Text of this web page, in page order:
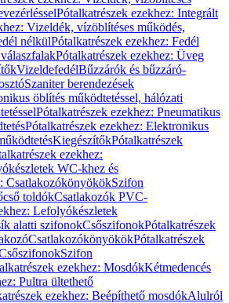
Pótalkatrészek ezekhez: Integrált
Vizeldék, vízöblítéses működés,
nélkülPótalkatrészek ezekhez: Fedél
Pótalkatrészek ezekhez: Üveg
VizeldefedélBűzzárók és bűzzáró-
Szaniter berendezések
öblítés működtetéssel, hálózati
Pótalkatrészek ezekhez: Pneumatikus
Pótalkatrészek ezekhez: Elektronikus
KiegészítőkPótalkatrészek
ezekhez:
WC-khez és
CsatlakozókönyökökSzifon
toldókCsatlakozók PVC-
Lefolyókészletek
alatti szifonokCsőszifonokPótalkatrészek
CsatlakozókönyökökPótalkatrészek
Szifon
ezekhez: MosdókKétmedencés
Pultra ültethető
ezekhez: Beépíthető mosdókAlulról